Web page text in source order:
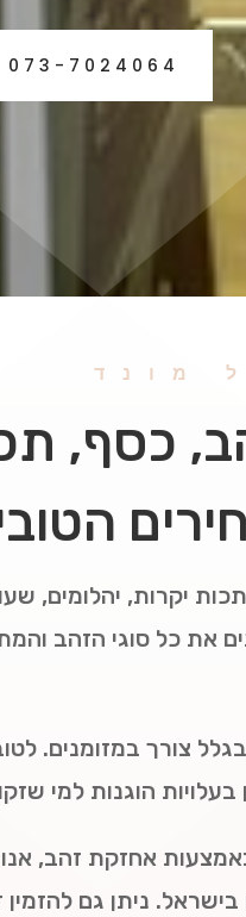
073-7024064
מונד
כסף,
יקרות, יהלומים,
את כל סוגי הזהב
צורך במזומנים.
הוגנות למי
אחזקת זהב,
ניתן גם